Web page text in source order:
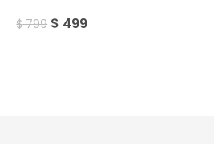
$799 $ 499